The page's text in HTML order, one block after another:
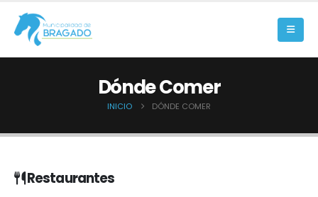
Dónde Comer
INICIO DÓNDE COMER
Restaurantes